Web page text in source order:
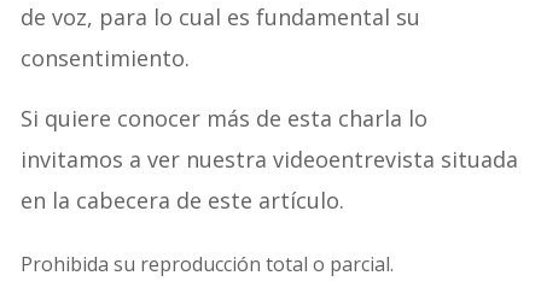
de voz, para lo cual es fundamental su
consentimiento.
Si quiere conocer más de esta charla lo
invitamos a ver nuestra videoentrevista situada
en la cabecera de este artículo.
Prohibida su reproducción total o parcial.